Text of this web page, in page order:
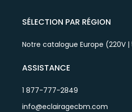
SÉLECTION PAR RÉGION
Notre catalogue Europe (220V |
ASSISTANCE
1 877-777-2849
info@eclairagecbm.com